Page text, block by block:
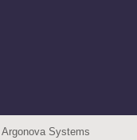
Argonova Systems